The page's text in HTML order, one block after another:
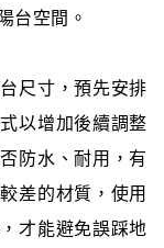
台空間。
尺寸，預先安排
以增加後續調整
防水、耐用，有
差的材質，使用
才能避免誤踩地